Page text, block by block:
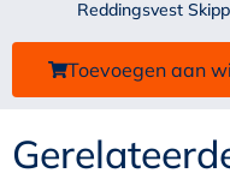
Reddingsvest
Toevoegen aan